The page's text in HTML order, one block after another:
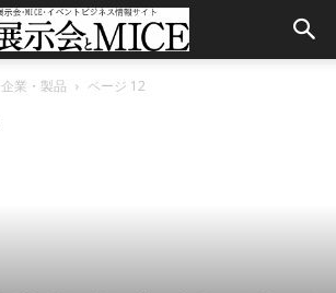
企業・製品 ページ 12